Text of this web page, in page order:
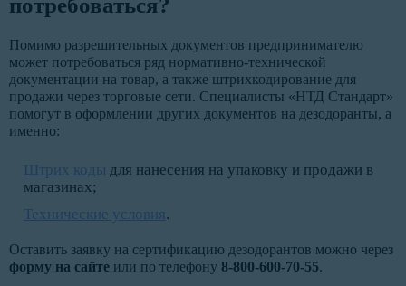
Помимо разрешительных документов предпринимателю
может потребоваться ряд нормативно-технической
документации на товар, а также штрихкодирование для
продажи через торговые сети. Специалисты «НТД Стандарт»
помогут в оформлении других документов на дезодоранты, а
именно:
Штрих коды для нанесения на упаковку и продажи в
магазинах;
Технические условия.
Оставить заявку на сертификацию дезодорантов можно через
форму на сайте или по телефону 8-800-600-70-55.